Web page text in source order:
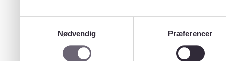
Nødvendig
Præferencer